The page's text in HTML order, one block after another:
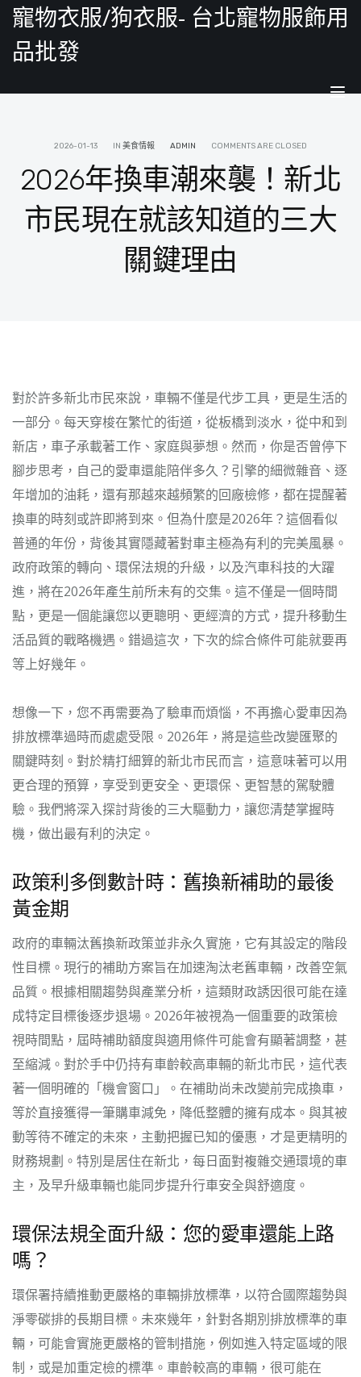
寵物衣服/狗衣服- 台北寵物服飾用
品批發
2026-01-13 IN 美食情報 ADMIN COMMENTS ARE CLOSED
2026年換車潮來襲！新北
市民現在就該知道的三大
關鍵理由
對於許多新北市民來說，車輛不僅是代步工具，更是生活的
一部分。每天穿梭在繁忙的街道，從板橋到淡水，從中和到
新店，車子承載著工作、家庭與夢想。然而，你是否曾停下
腳步思考，自己的愛車還能陪伴多久？引擎的細微雜音、逐
年增加的油耗，還有那越來越頻繁的回廠檢修，都在提醒著
換車的時刻或許即將到來。但為什麼是2026年？這個看似
普通的年份，背後其實隱藏著對車主極為有利的完美風暴。
政府政策的轉向、環保法規的升級，以及汽車科技的大躍
進，將在2026年產生前所未有的交集。這不僅是一個時間
點，更是一個能讓您以更聰明、更經濟的方式，提升移動生
活品質的戰略機遇。錯過這次，下次的綜合條件可能就要再
等上好幾年。
想像一下，您不再需要為了驗車而煩惱，不再擔心愛車因為
排放標準過時而處處受限。2026年，將是這些改變匯聚的
關鍵時刻。對於精打細算的新北市民而言，這意味著可以用
更合理的預算，享受到更安全、更環保、更智慧的駕駛體
驗。我們將深入探討背後的三大驅動力，讓您清楚掌握時
機，做出最有利的決定。
政策利多倒數計時：舊換新補助的最後
黃金期
政府的車輛汰舊換新政策並非永久實施，它有其設定的階段
性目標。現行的補助方案旨在加速淘汰老舊車輛，改善空氣
品質。根據相關趨勢與產業分析，這類財政誘因很可能在達
成特定目標後逐步退場。2026年被視為一個重要的政策檢
視時間點，屆時補助額度與適用條件可能會有顯著調整，甚
至縮減。對於手中仍持有車齡較高車輛的新北市民，這代表
著一個明確的「機會窗口」。在補助尚未改變前完成換車，
等於直接獲得一筆購車減免，降低整體的擁有成本。與其被
動等待不確定的未來，主動把握已知的優惠，才是更精明的
財務規劃。特別是居住在新北，每日面對複雜交通環境的車
主，及早升級車輛也能同步提升行車安全與舒適度。
環保法規全面升級：您的愛車還能上路
嗎？
環保署持續推動更嚴格的車輛排放標準，以符合國際趨勢與
淨零碳排的長期目標。未來幾年，針對各期別排放標準的車
輛，可能會實施更嚴格的管制措施，例如進入特定區域的限
制，或是加重定檢的標準。車齡較高的車輛，很可能在